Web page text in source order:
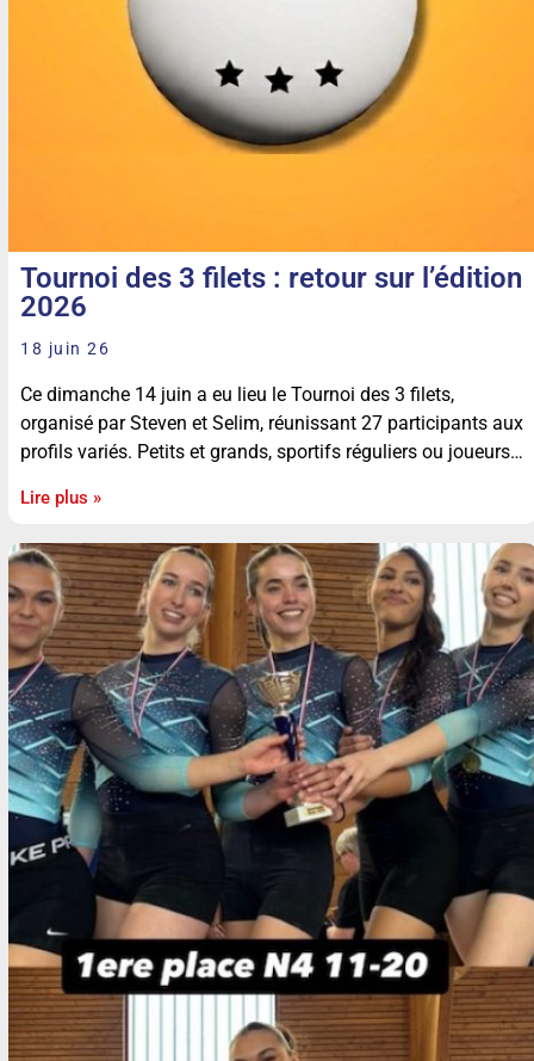
Tournoi des 3 filets : retour sur l’édition
2026
18 juin 26
Ce dimanche 14 juin a eu lieu le Tournoi des 3 filets,
organisé par Steven et Selim, réunissant 27 participants aux
profils variés. Petits et grands, sportifs réguliers ou joueurs…
Lire plus »